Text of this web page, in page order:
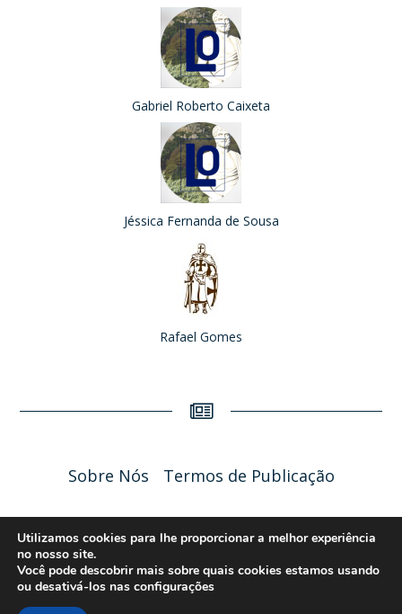
Gabriel Roberto Caixeta
Jéssica Fernanda de Sousa
Rafael Gomes
Sobre Nós Termos de Publicação
Liceu Online 2026 - Política de Privacidade
Utilizamos cookies para lhe proporcionar a melhor experiência
no nosso site.
Você pode descobrir mais sobre quais cookies estamos usando
ou desativá-los nas configurações